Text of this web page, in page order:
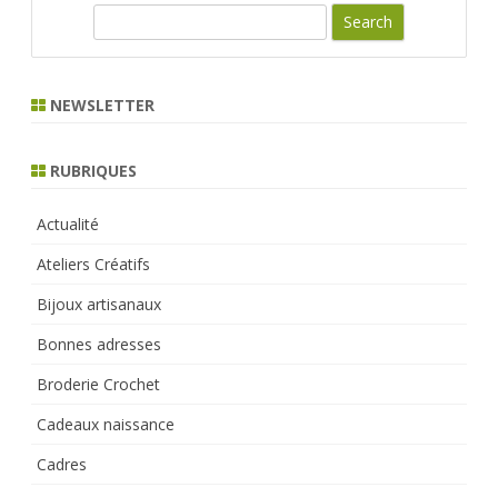
r
NEWSLETTER
RUBRIQUES
Actualité
Ateliers Créatifs
Bijoux artisanaux
Bonnes adresses
Broderie Crochet
Cadeaux naissance
Cadres